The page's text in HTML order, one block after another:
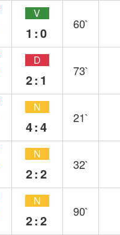
V
1:0
60`
D
2:1
73`
N
4:4
21`
N
2:2
32`
N
2:2
90`